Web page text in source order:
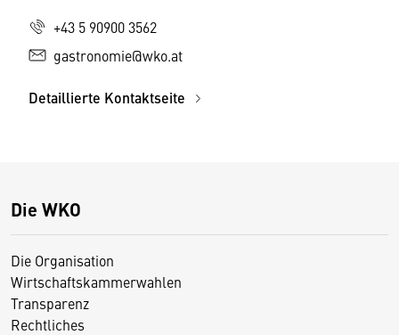
+43 5 90900 3562
gastronomie@wko.at
Detaillierte Kontaktseite
Die WKO
Die Organisation
Wirtschaftskammerwahlen
Transparenz
Rechtliches